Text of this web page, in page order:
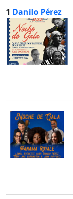
1 Danilo Pérez